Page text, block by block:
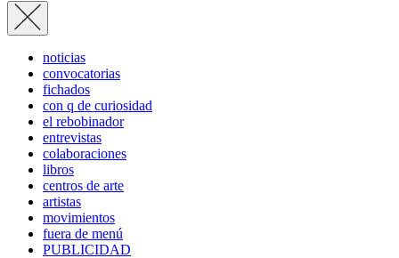
noticias
convocatorias
fichados
con q de curiosidad
el rebobinador
entrevistas
colaboraciones
libros
centros de arte
artistas
movimientos
fuera de menú
PUBLICIDAD